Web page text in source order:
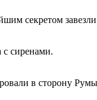
секретом
с сиренами.
в сторону